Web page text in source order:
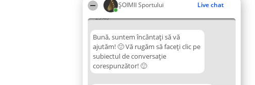
ȘOIMII Sportului Live chat
23:40
Bună, suntem încântați să vă
ajutăm! 🙂 Vă rugăm să faceți clic pe
subiectul de conversație
corespunzător! 🙂